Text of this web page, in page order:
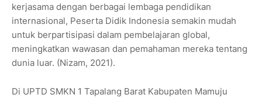
kerjasama dengan berbagai lembaga pendidikan
internasional, Peserta Didik Indonesia semakin mudah
untuk berpartisipasi dalam pembelajaran global,
meningkatkan wawasan dan pemahaman mereka tentang
dunia luar. (Nizam, 2021).
Di UPTD SMKN 1 Tapalang Barat Kabupaten Mamuju